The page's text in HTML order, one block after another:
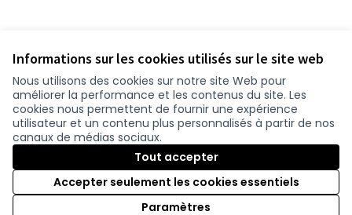
Informations sur les cookies utilisés sur le site web
Nous utilisons des cookies sur notre site Web pour
améliorer la performance et les contenus du site. Les
cookies nous permettent de fournir une expérience
utilisateur et un contenu plus personnalisés à partir de nos
canaux de médias sociaux.
Tout accepter
Accepter seulement les cookies essentiels
Paramètres
Conditions d'utilisation
Paramètres des cookies
participer.loire-atlantique.fr sur Facebook
(Nouvelle fenêtre)
participer.loire-atlantique.fr sur Instagram
(Nouvelle fenêtre)
participer.loire-atlantique.fr sur YouTube
(Nouvelle fenêtre)
Licence
(Nouvelle